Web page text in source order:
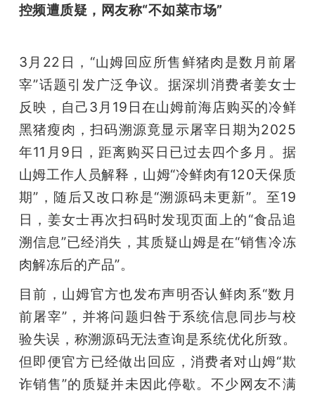
控频遭质疑，网友称“不如菜市场”
3月22日，“山姆回应所售鲜猪肉是数月前屠
宰”话题引发广泛争议。据深圳消费者姜女士
反映，自己3月19日在山姆前海店购买的冷鲜
黑猪瘦肉，扫码溯源竟显示屠宰日期为2025
年11月9日，距离购买日已过去四个多月。据
山姆工作人员解释，山姆“冷鲜肉有120天保质
期”，随后又改口称是“溯源码未更新”。至19
日，姜女士再次扫码时发现页面上的“食品追
溯信息”已经消失，其质疑山姆是在“销售冷冻
肉解冻后的产品”。
目前，山姆官方也发布声明否认鲜肉系“数月
前屠宰”，并将问题归咎于系统信息同步与校
验失误，称溯源码无法查询是系统优化所致。
但即便官方已经做出回应，消费者对山姆“欺
诈销售”的质疑并未因此停歇。不少网友不满